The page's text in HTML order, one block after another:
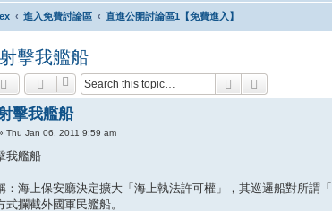
進入免費討論區 直進公開討論區1【免費進入】
擊我艦船
Search
擊我艦船
Thu Jan 06, 2011 9:59 am
我艦船
：海上保安廳決定擴大「海上執法許可權」，其巡邏船對所謂
式攔截外國軍民艦船。